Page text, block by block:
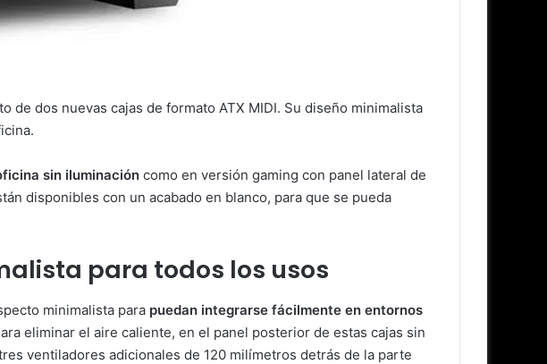
de dos nuevas cajas de formato ATX MIDI. Su diseño minimalista
sin iluminación como en versión gaming con panel lateral de
disponibles con un acabado en blanco, para que se pueda
para todos los usos
minimalista para puedan integrarse fácilmente en entornos
eliminar el aire caliente, en el panel posterior de estas cajas sin
ventiladores adicionales de 120 milímetros detrás de la parte